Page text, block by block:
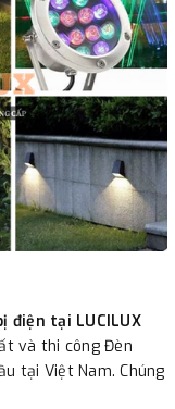
điện tại LUCILUX
và thi công Đèn
tại Việt Nam. Chúng